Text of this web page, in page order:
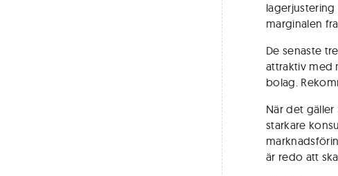
marginalen
De senaste
attraktiv med
bolag.
När det
starkare
är redo att